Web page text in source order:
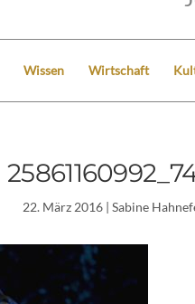
Wissen Wirtschaft
22. März 2016| Sabine